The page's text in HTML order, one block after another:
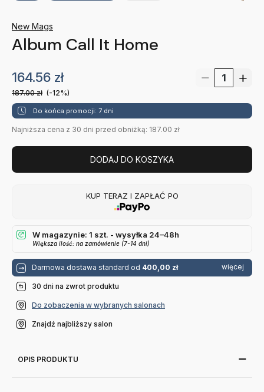
New Mags
Album Call It Home
164.56 zł
187.00zł (-12%)
Do końca promocji: 7 dni
Najniższa cena z 30 dni przed obniżką: 187.00 zł
DODAJ DO KOSZYKA
KUP TERAZ I ZAPŁAĆ PO
W magazynie: 1 szt. - wysyłka 24–48h
Większa ilość: na zamówienie (7-14 dni)
Darmowa dostawa standard od 400,00 zł więcej
30 dni na zwrot produktu
Do zobaczenia w wybranych salonach
Znajdź najbliższy salon
OPIS PRODUKTU